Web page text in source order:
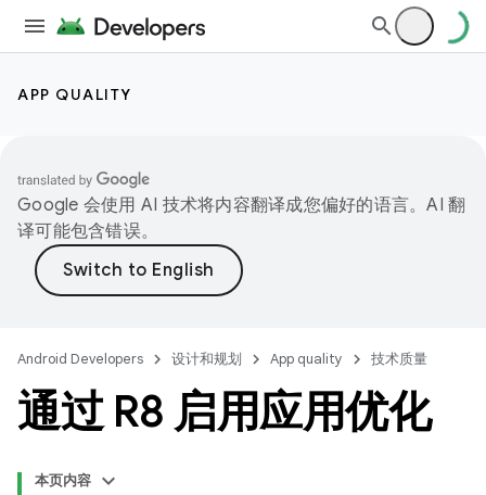
APP QUALITY
Google 会使用 AI 技术将内容翻译成您偏好的语言。AI 翻
译可能包含错误。
Android Developers 设计和规划 App quality 技术质量
通过 R8 启用应用优化
本页内容